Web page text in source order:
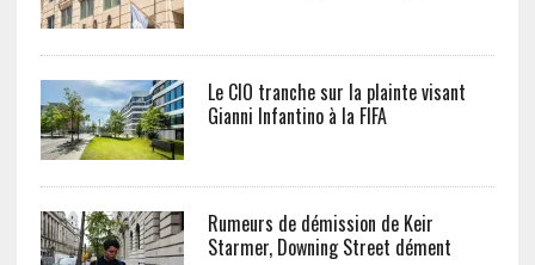
Le CIO tranche sur la plainte visant
Gianni Infantino à la FIFA
Rumeurs de démission de Keir
Starmer, Downing Street dément